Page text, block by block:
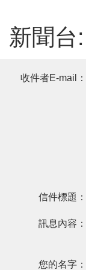
新聞台:
收件者E-mail：
信件標題：
訊息內容：
您的名字：